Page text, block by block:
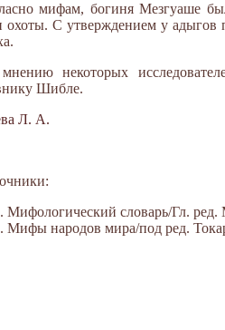
мифам, богиня Мезгуаше
охоты. С утверждением у адыгов
некоторых
Шибле.
Л. А.
Мифологический словарь/Гл.
Мифы народов мира/под ред.